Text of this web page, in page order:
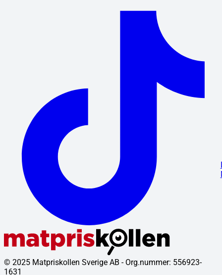
© 2025 Matpriskollen Sverige AB - Org.nummer: 556923-
1631